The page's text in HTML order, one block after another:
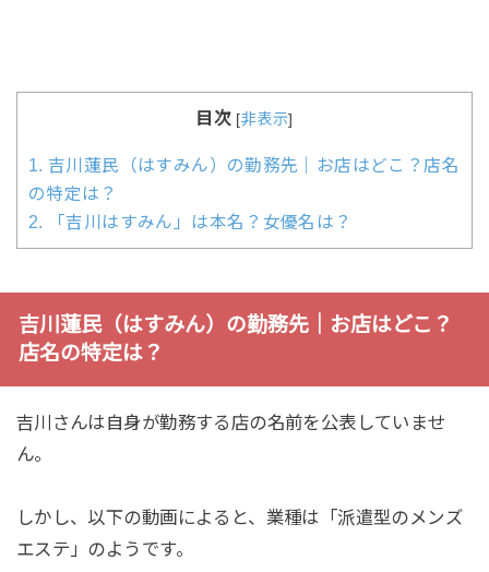
目次 [非表示]
1. 吉川蓮民（はすみん）の勤務先｜お店はどこ？店名
の特定は？
2. 「吉川はすみん」は本名？女優名は？
吉川蓮民（はすみん）の勤務先｜お店はどこ？
店名の特定は？
吉川さんは自身が勤務する店の名前を公表していませ
ん。
しかし、以下の動画によると、業種は「派遣型のメンズ
エステ」のようです。